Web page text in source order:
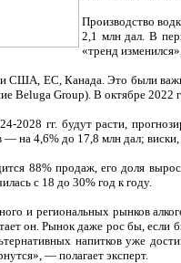
Производство
2,1 млн дал. В
«тренд
США, ЕС, Канада. Это были
Beluga Group). В октябре
2028 гг. будут расти,
— на 4,6% до 17,8 млн дал;
88% продаж, его доля
с 18 до 30% год к году.
и региональных рынков
он. Рынок даже рос бы, если
напитков уже
— полагает эксперт.